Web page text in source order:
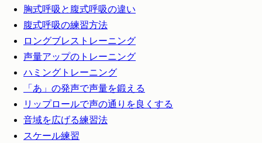
胸式呼吸と腹式呼吸の違い
腹式呼吸の練習方法
ロングブレストレーニング
声量アップのトレーニング
ハミングトレーニング
「あ」の発声で声量を鍛える
リップロールで声の通りを良くする
音域を広げる練習法
スケール練習